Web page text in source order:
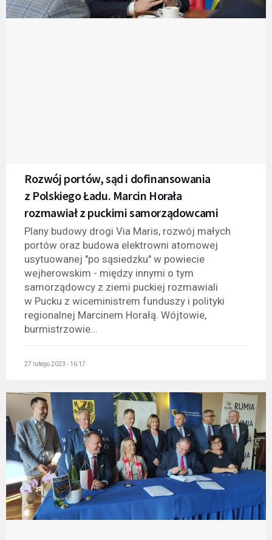
Rozwój portów, sąd i dofinansowania
z Polskiego Ładu. Marcin Horała
rozmawiał z puckimi samorządowcami
Plany budowy drogi Via Maris, rozwój małych
portów oraz budowa elektrowni atomowej
usytuowanej "po sąsiedzku" w powiecie
wejherowskim - między innymi o tym
samorządowcy z ziemi puckiej rozmawiali
w Pucku z wiceministrem funduszy i polityki
regionalnej Marcinem Horałą. Wójtowie,
burmistrzowie...
27 lutego 2023 - 16:17